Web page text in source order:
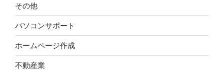
その他
パソコンサポート
ホームページ作成
不動産業